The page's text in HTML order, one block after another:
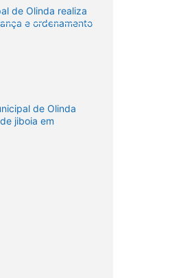
de Olinda realiza
e ordenamento
de Olinda
jiboia em